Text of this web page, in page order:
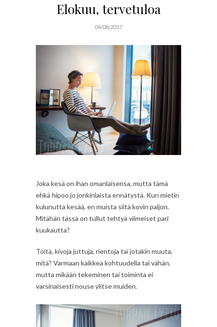
Elokuu, tervetuloa
04/08/2017
Joka kesä on ihan omanlaisensa, mutta tämä
ehkä hipoo jo jonkinlaista ennätystä. Kun mietin
kulunutta kesää, en muista siitä kovin paljon.
Mitähän tässä on tullut tehtyä viimeiset pari
kuukautta?
Töitä, kivoja juttuja, rientoja tai jotakin muuta,
mitä? Varmaan kaikkea kohtuudella tai vähän,
mutta mikään tekeminen tai toiminta ei
varsinaisesti nouse ylitse muiden.